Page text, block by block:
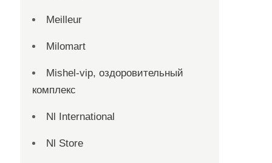
Meilleur
Milomart
Mishel-vip, оздоровительный
комплекс
Nl International
Nl Store